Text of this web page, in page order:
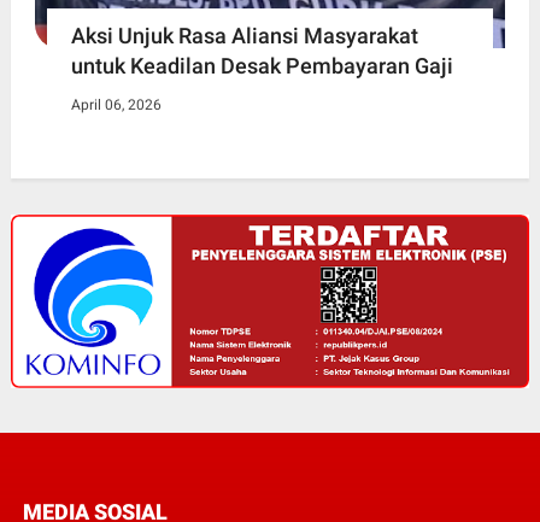
Aksi Unjuk Rasa Aliansi Masyarakat
untuk Keadilan Desak Pembayaran Gaji
April 06, 2026
MEDIA SOSIAL